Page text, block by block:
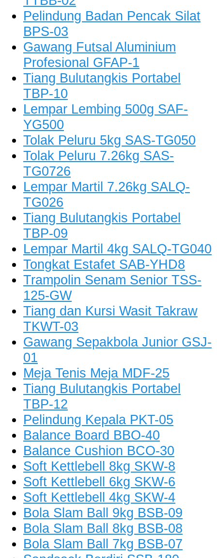
Pelindung Badan Pencak Silat
BPS-03
Gawang Futsal Aluminium
Profesional GFAP-1
Tiang Bulutangkis Portabel
TBP-10
Lempar Lembing 500g SAF-
YG500
Tolak Peluru 5kg SAS-TG050
Tolak Peluru 7.26kg SAS-
TG0726
Lempar Martil 7.26kg SALQ-
TG026
Tiang Bulutangkis Portabel
TBP-09
Lempar Martil 4kg SALQ-TG040
Tongkat Estafet SAB-YHD8
Trampolin Senam Senior TSS-
125-GW
Tiang dan Kursi Wasit Takraw
TKWT-03
Gawang Sepakbola Junior GSJ-
01
Meja Tenis Meja MDF-25
Tiang Bulutangkis Portabel
TBP-12
Pelindung Kepala PKT-05
Balance Board BBO-40
Balance Cushion BCO-30
Soft Kettlebell 8kg SKW-8
Soft Kettlebell 6kg SKW-6
Soft Kettlebell 4kg SKW-4
Bola Slam Ball 9kg BSB-09
Bola Slam Ball 8kg BSB-08
Bola Slam Ball 7kg BSB-07